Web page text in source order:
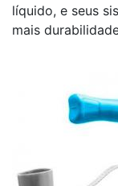
líquido, e seus
mais